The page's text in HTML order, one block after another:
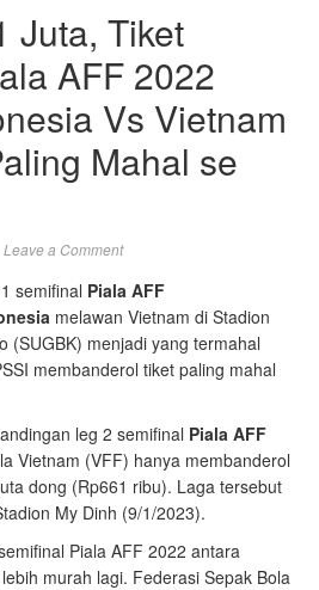
Juta, Tiket
AFF 2022
Vs Vietnam
Mahal se
Leave a Comment
semifinal Piala AFF
melawan Vietnam di Stadion
(SUGBK) menjadi yang termahal
membanderol tiket paling mahal
leg 2 semifinal Piala AFF
Vietnam (VFF) hanya membanderol
dong (Rp661 ribu). Laga tersebut
My Dinh (9/1/2023).
Piala AFF 2022 antara
murah lagi. Federasi Sepak Bola